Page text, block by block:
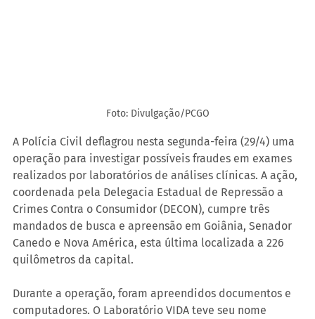
Foto: Divulgação/PCGO
A Polícia Civil deflagrou nesta segunda-feira (29/4) uma
operação para investigar possíveis fraudes em exames
realizados por laboratórios de análises clínicas. A ação,
coordenada pela Delegacia Estadual de Repressão a
Crimes Contra o Consumidor (DECON), cumpre três
mandados de busca e apreensão em Goiânia, Senador
Canedo e Nova América, esta última localizada a 226
quilômetros da capital.
Durante a operação, foram apreendidos documentos e
computadores. O Laboratório VIDA teve seu nome